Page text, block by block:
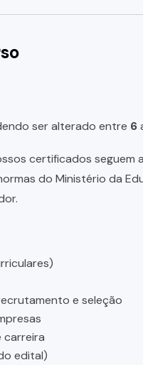
ser alterado entre 6
certificados seguem
do Ministério da
e seleção
carreira
edital)